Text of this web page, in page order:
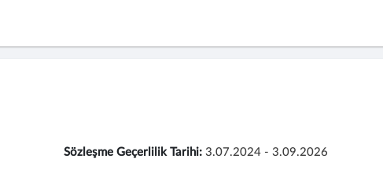
Sözleşme Geçerlilik Tarihi: 3.07.2024 - 3.09.2026